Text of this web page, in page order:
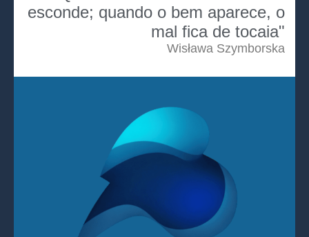
esconde; quando o bem aparece, o
mal fica de tocaia"
Wisława Szymborska